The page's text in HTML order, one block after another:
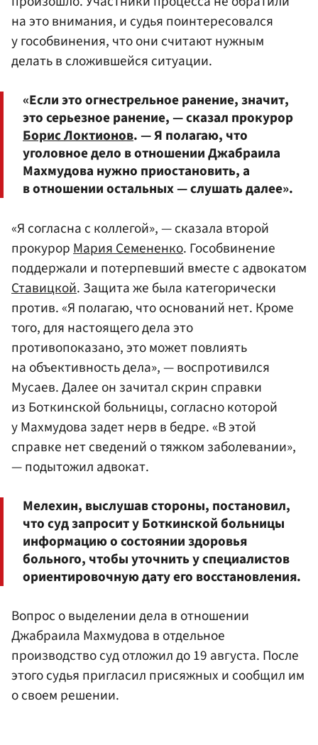
на это внимания, и судья поинтересовался
у гособвинения, что они считают нужным
делать в сложившейся ситуации.
«Если это огнестрельное ранение, значит,
это серьезное ранение, — сказал прокурор
Борис Локтионов. — Я полагаю, что
уголовное дело в отношении Джабраила
Махмудова нужно приостановить, а
в отношении остальных — слушать далее».
«Я согласна с коллегой», — сказала второй
прокурорМария Семененко. Гособвинение
поддержали и потерпевший вместе с адвокатом
Ставицкой. Защита же была категорически
против. «Я полагаю, что оснований нет. Кроме
того, для настоящего дела это
противопоказано, это может повлиять
на объективность дела», — воспротивился
Мусаев. Далее он зачитал скрин справки
из Боткинской больницы, согласно которой
у Махмудова задет нерв в бедре. «В этой
справке нет сведений о тяжком заболевании»,
— подытожил адвокат.
Мелехин, выслушав стороны, постановил,
что суд запросит у Боткинской больницы
информацию о состоянии здоровья
больного, чтобы уточнить у специалистов
ориентировочную дату его восстановления.
Вопрос о выделении дела в отношении
Джабраила Махмудова в отдельное
производство суд отложил до 19 августа. После
этого судья пригласил присяжных и сообщил им
о своем решении.